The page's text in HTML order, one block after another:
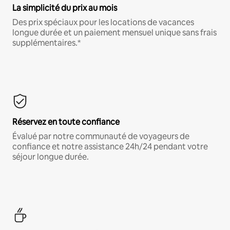
La simplicité du prix au mois
Des prix spéciaux pour les locations de vacances
longue durée et un paiement mensuel unique sans frais
supplémentaires.*
Réservez en toute confiance
Évalué par notre communauté de voyageurs de
confiance et notre assistance 24h/24 pendant votre
séjour longue durée.